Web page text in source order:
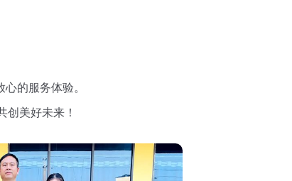
的服务体验。
美好未来！